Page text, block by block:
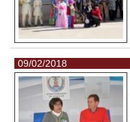
09/02/2018